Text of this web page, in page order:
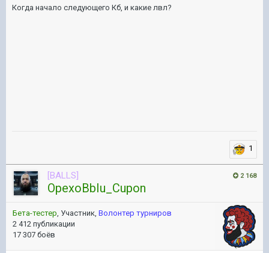
Когда начало следующего Кб, и какие лвл?
1
2 168
[BALLS]
OpexoBbIu_Cupon
Бета-тестер, Участник, Волонтер турниров
2 412 публикации
17 307 боёв